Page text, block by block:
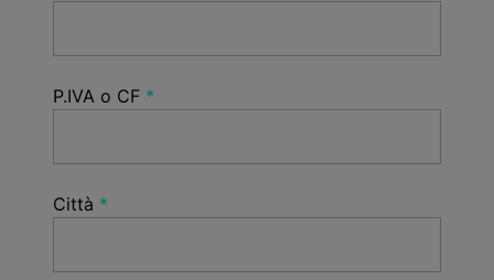
P.IVA o CF
Città